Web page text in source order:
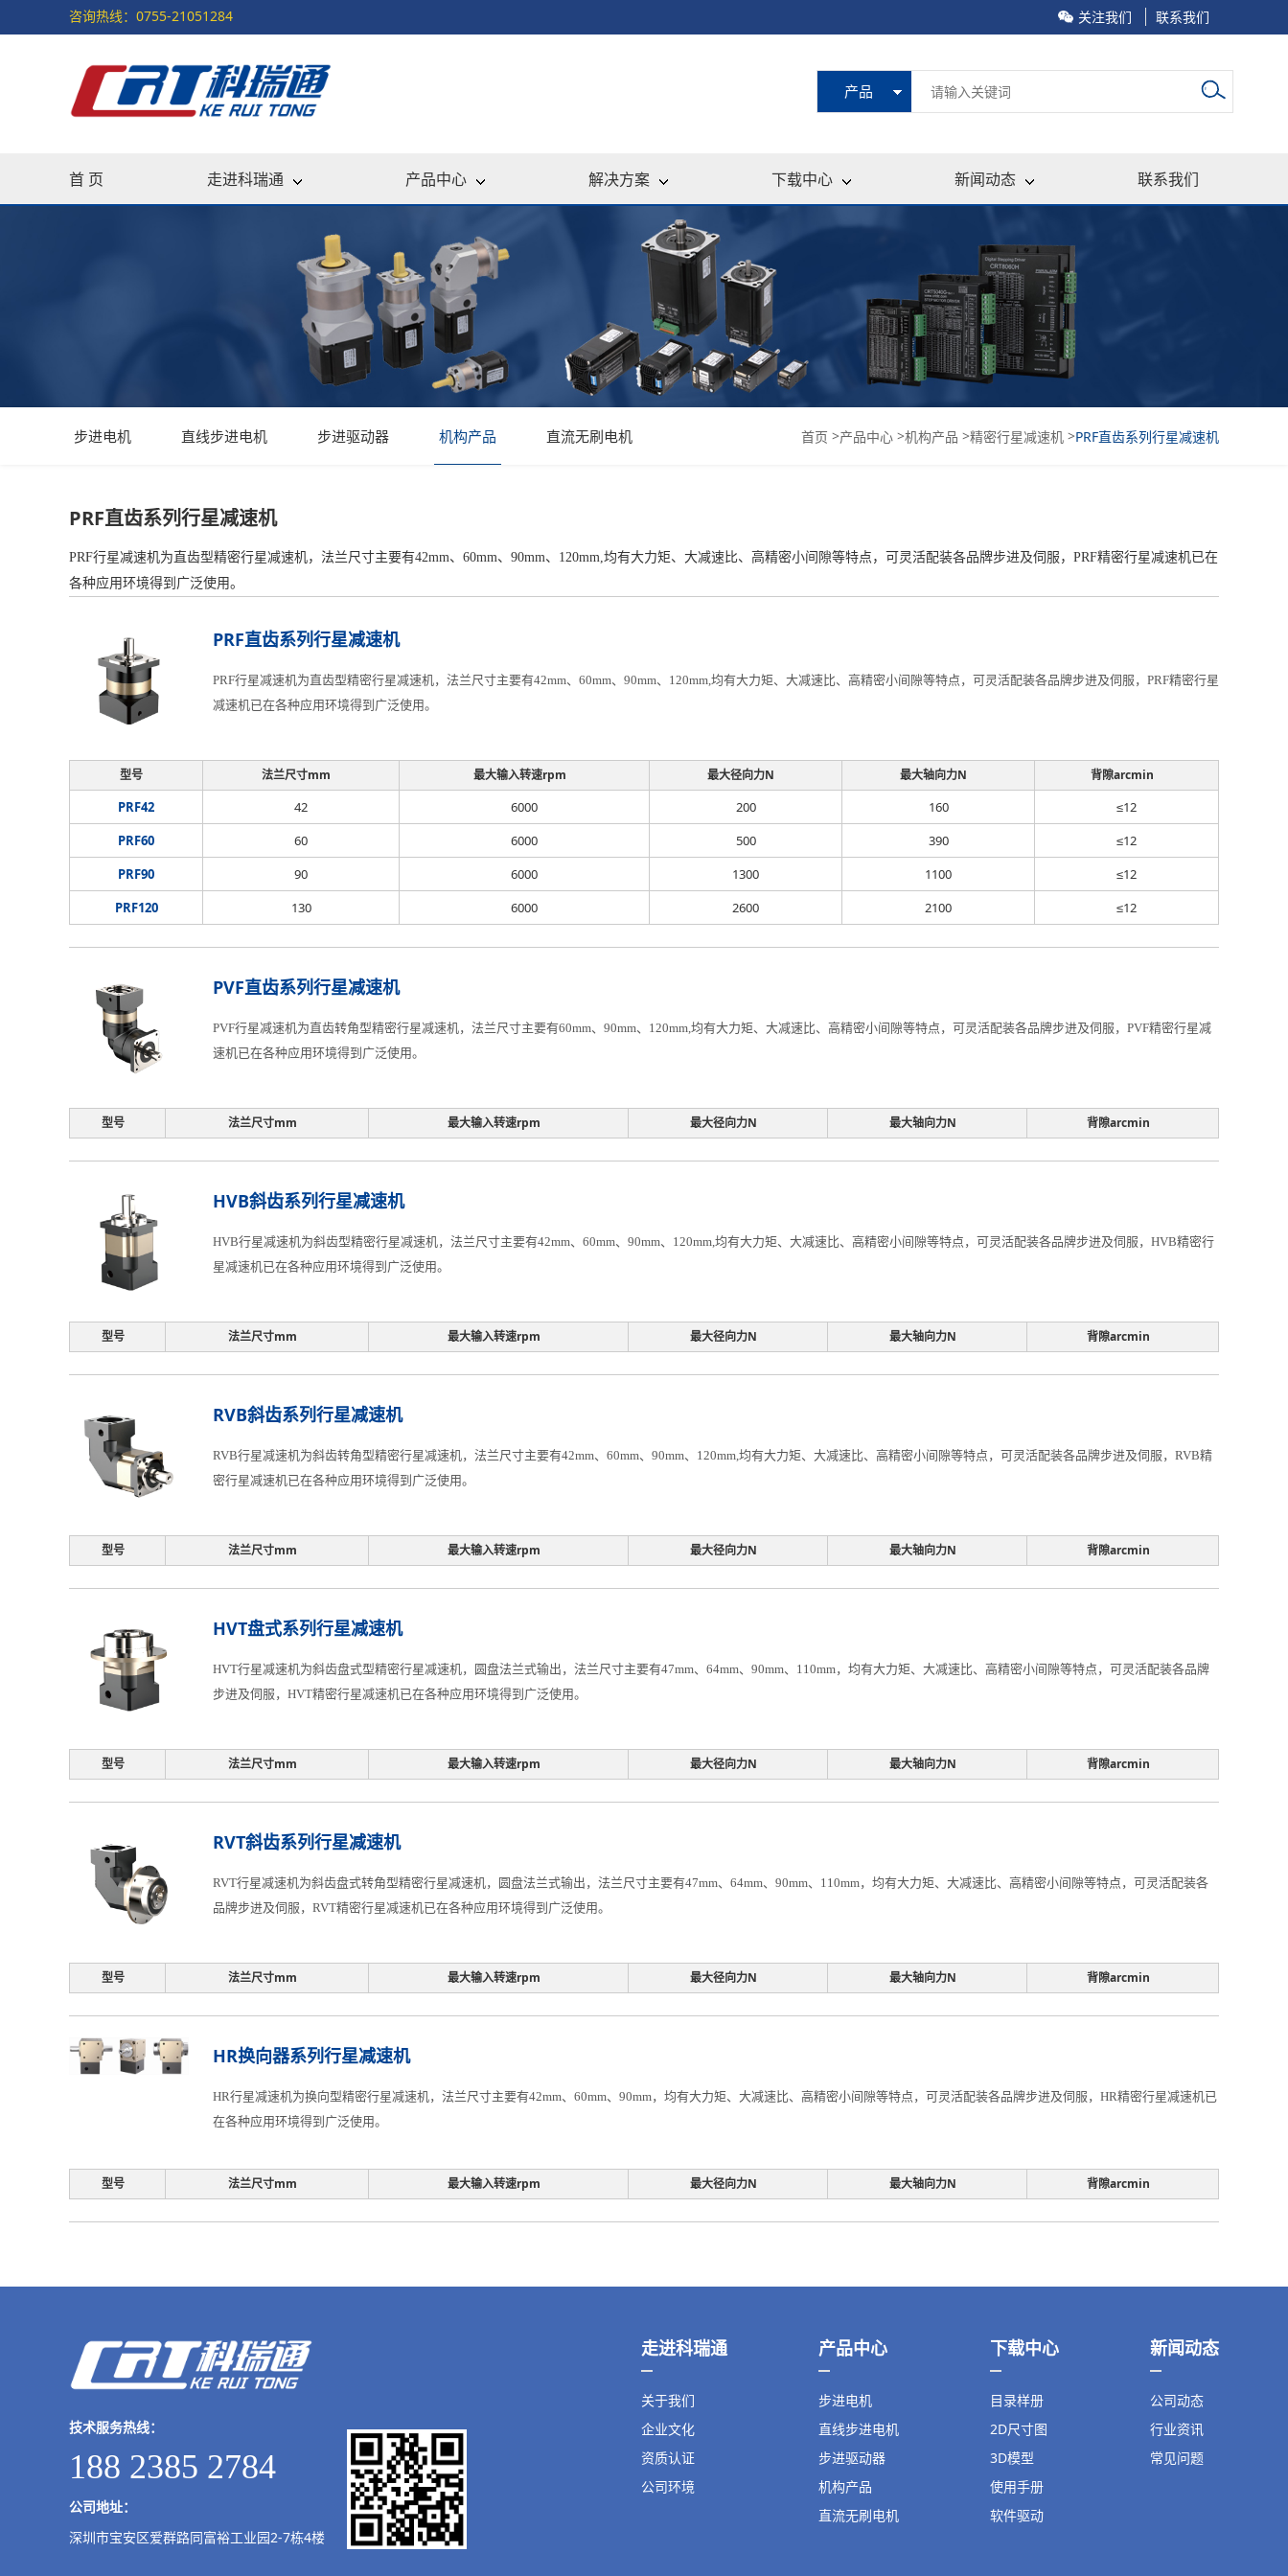
咨询热线：0755-21051284 关注我们 联系我们
产品
首 页 走进科瑞通 产品中心 解决方案 下载中心 新闻动态 联系我们
步进电机 直线步进电机 步进驱动器 机构产品 直流无刷电机 首页 >产品中心 >机构产品 >精密行星减速机 >PRF直齿系列行星减速机
PRF直齿系列行星减速机
PRF行星减速机为直齿型精密行星减速机，法兰尺寸主要有42mm、60mm、90mm、120mm,均有大力矩、大减速比、高精密小间隙等特点，可灵活配装各品牌步进及伺服，PRF精密行星减速机已在
各种应用环境得到广泛使用。
PRF直齿系列行星减速机
PRF行星减速机为直齿型精密行星减速机，法兰尺寸主要有42mm、60mm、90mm、120mm,均有大力矩、大减速比、高精密小间隙等特点，可灵活配装各品牌步进及伺服，PRF精密行星
减速机已在各种应用环境得到广泛使用。
型号 法兰尺寸mm 最大输入转速rpm 最大径向力N 最大轴向力N 背隙arcmin
PRF42 42 6000 200 160
≤12
PRF60
60 6000 500 390
≤12
PRF90
90 6000 1300 1100
≤12
PRF120
130 6000 2600 2100 ≤12
PVF直齿系列行星减速机
PVF行星减速机为直齿转角型精密行星减速机，法兰尺寸主要有60mm、90mm、120mm,均有大力矩、大减速比、高精密小间隙等特点，可灵活配装各品牌步进及伺服，PVF精密行星减
速机已在各种应用环境得到广泛使用。
型号 法兰尺寸mm 最大输入转速rpm 最大径向力N 最大轴向力N 背隙arcmin
HVB斜齿系列行星减速机
HVB行星减速机为斜齿型精密行星减速机，法兰尺寸主要有42mm、60mm、90mm、120mm,均有大力矩、大减速比、高精密小间隙等特点，可灵活配装各品牌步进及伺服，HVB精密行
星减速机已在各种应用环境得到广泛使用。
型号 法兰尺寸mm 最大输入转速rpm 最大径向力N 最大轴向力N 背隙arcmin
RVB斜齿系列行星减速机
RVB行星减速机为斜齿转角型精密行星减速机，法兰尺寸主要有42mm、60mm、90mm、120mm,均有大力矩、大减速比、高精密小间隙等特点，可灵活配装各品牌步进及伺服，RVB精
密行星减速机已在各种应用环境得到广泛使用。
型号 法兰尺寸mm 最大输入转速rpm 最大径向力N 最大轴向力N 背隙arcmin
HVT盘式系列行星减速机
HVT行星减速机为斜齿盘式型精密行星减速机，圆盘法兰式输出，法兰尺寸主要有47mm、64mm、90mm、110mm，均有大力矩、大减速比、高精密小间隙等特点，可灵活配装各品牌
步进及伺服，HVT精密行星减速机已在各种应用环境得到广泛使用。
型号 法兰尺寸mm 最大输入转速rpm 最大径向力N 最大轴向力N 背隙arcmin
RVT斜齿系列行星减速机
RVT行星减速机为斜齿盘式转角型精密行星减速机，圆盘法兰式输出，法兰尺寸主要有47mm、64mm、90mm、110mm，均有大力矩、大减速比、高精密小间隙等特点，可灵活配装各
品牌步进及伺服，RVT精密行星减速机已在各种应用环境得到广泛使用。
型号 法兰尺寸mm 最大输入转速rpm 最大径向力N 最大轴向力N 背隙arcmin
HR换向器系列行星减速机
HR行星减速机为换向型精密行星减速机，法兰尺寸主要有42mm、60mm、90mm，均有大力矩、大减速比、高精密小间隙等特点，可灵活配装各品牌步进及伺服，HR精密行星减速机已
在各种应用环境得到广泛使用。
型号 法兰尺寸mm 最大输入转速rpm 最大径向力N 最大轴向力N 背隙arcmin
走进科瑞通
关于我们
企业文化
资质认证
公司环境
产品中心
步进电机
直线步进电机
步进驱动器
机构产品
直流无刷电机
下载中心
目录样册
2D尺寸图
3D模型
使用手册
软件驱动
新闻动态
公司动态
行业资讯
常见问题
技术服务热线：
188 2385 2784
公司地址：
深圳市宝安区爱群路同富裕工业园2-7栋4楼